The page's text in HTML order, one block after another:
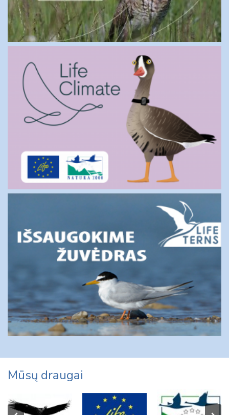
Mūsų draugai